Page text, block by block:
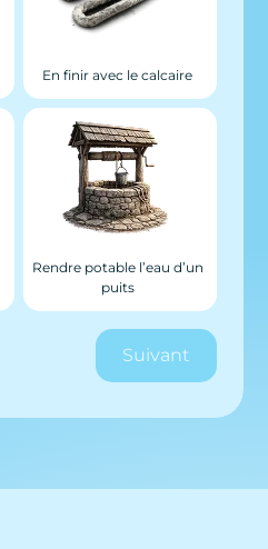
En finir avec le calcaire
Rendre potable l’eau d’un
puits
Suivant